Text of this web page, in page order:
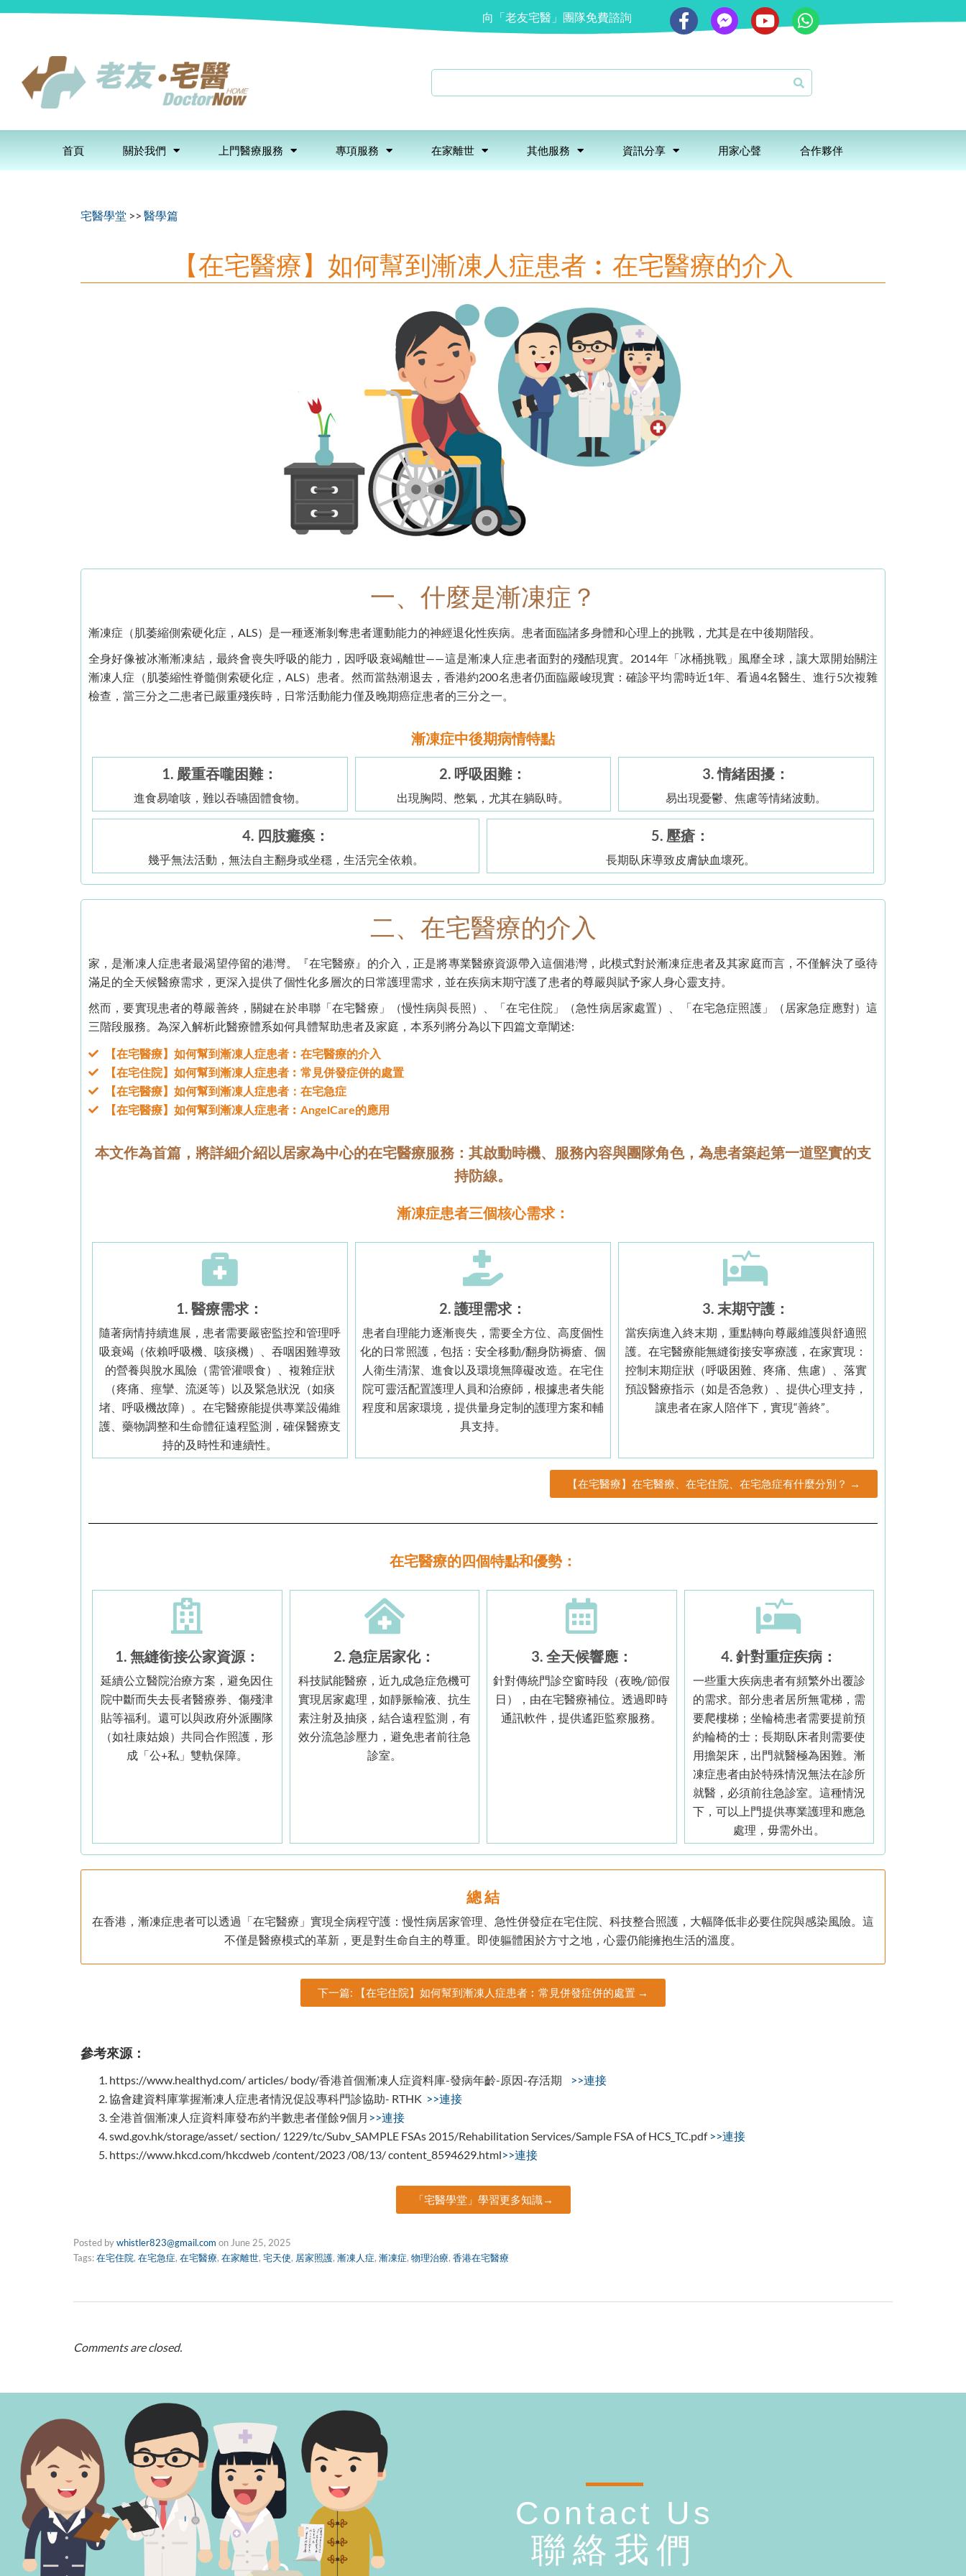
向「老友宅醫」團隊免費諮詢
首頁 關於我們 上門醫療服務 專項服務 在家離世 其他服務 資訊分享 用家心聲 合作夥伴
宅醫學堂 >> 醫學篇
【在宅醫療】如何幫到漸凍人症患者︰在宅醫療的介入
一、什麼是漸凍症？
漸凍症（肌萎縮側索硬化症，ALS）是一種逐漸剝奪患者運動能力的神經退化性疾病。患者面臨諸多身體和心理上的挑戰，尤其是在中後期階段。
全身好像被冰漸漸凍結，最終會喪失呼吸的能力，因呼吸衰竭離世——這是漸凍人症患者面對的殘酷現實。2014年「冰桶挑戰」風靡全球，讓大眾開始關注
漸凍人症（肌萎縮性脊髓側索硬化症，ALS）患者。然而當熱潮退去，香港約200名患者仍面臨嚴峻現實：確診平均需時近1年、看過4名醫生、進行5次複雜
檢查，當三分之二患者已嚴重殘疾時，日常活動能力僅及晚期癌症患者的三分之一。
漸凍症中後期病情特點
1. 嚴重吞嚨困難：
進食易嗆咳，難以吞嚥固體食物。
2. 呼吸困難：
出現胸悶、憋氣，尤其在躺臥時。
3. 情緒困擾：
易出現憂鬱、焦慮等情緒波動。
4. 四肢癱瘓：
幾乎無法活動，無法自主翻身或坐穩，生活完全依賴。
5. 壓瘡：
長期臥床導致皮膚缺血壞死。
二、在宅醫療的介入
家，是漸凍人症患者最渴望停留的港灣。『在宅醫療』的介入，正是將專業醫療資源帶入這個港灣，此模式對於漸凍症患者及其家庭而言，不僅解決了亟待
滿足的全天候醫療需求，更深入提供了個性化多層次的日常護理需求，並在疾病末期守護了患者的尊嚴與賦予家人身心靈支持。
然而，要實現患者的尊嚴善終，關鍵在於串聯「在宅醫療」（慢性病與長照）、「在宅住院」（急性病居家處置）、「在宅急症照護」（居家急症應對）這
三階段服務。為深入解析此醫療體系如何具體幫助患者及家庭，本系列將分為以下四篇文章闡述:
【在宅醫療】如何幫到漸凍人症患者︰在宅醫療的介入
【在宅住院】如何幫到漸凍人症患者︰常見併發症併的處置
【在宅醫療】如何幫到漸凍人症患者：在宅急症
【在宅醫療】如何幫到漸凍人症患者︰AngelCare的應用
本文作為首篇，將詳細介紹以居家為中心的在宅醫療服務：其啟動時機、服務內容與團隊角色，為患者築起第一道堅實的支
持防線。
漸凍症患者三個核心需求：
1. 醫療需求：
隨著病情持續進展，患者需要嚴密監控和管理呼
吸衰竭（依賴呼吸機、咳痰機）、吞咽困難導致
的營養與脫水風險（需管灌喂食）、複雜症狀
（疼痛、痙攣、流涎等）以及緊急狀況（如痰
堵、呼吸機故障）。在宅醫療能提供專業設備維
護、藥物調整和生命體征遠程監測，確保醫療支
持的及時性和連續性。
2. 護理需求：
患者自理能力逐漸喪失，需要全方位、高度個性
化的日常照護，包括：安全移動/翻身防褥瘡、個
人衛生清潔、進食以及環境無障礙改造。在宅住
院可靈活配置護理人員和治療師，根據患者失能
程度和居家環境，提供量身定制的護理方案和輔
具支持。
3. 末期守護：
當疾病進入終末期，重點轉向尊嚴維護與舒適照
護。在宅醫療能無縫銜接安寧療護，在家實現：
控制末期症狀（呼吸困難、疼痛、焦慮）、落實
預設醫療指示（如是否急救）、提供心理支持，
讓患者在家人陪伴下，實現“善終”。
【在宅醫療】在宅醫療、在宅住院、在宅急症有什麼分別？ →
在宅醫療的四個特點和優勢：
1. 無縫銜接公家資源：
延續公立醫院治療方案，避免因住
院中斷而失去長者醫療券、傷殘津
貼等福利。還可以與政府外派團隊
（如社康姑娘）共同合作照護，形
成「公+私」雙軌保障。
2. 急症居家化：
科技賦能醫療，近九成急症危機可
實現居家處理，如靜脈輸液、抗生
素注射及抽痰，結合遠程監測，有
效分流急診壓力，避免患者前往急
診室。
3. 全天候響應：
針對傳統門診空窗時段（夜晚/節假
日），由在宅醫療補位。透過即時
通訊軟件，提供遙距監察服務。
4. 針對重症疾病：
一些重大疾病患者有頻繁外出覆診
的需求。部分患者居所無電梯，需
要爬樓梯；坐輪椅患者需要提前預
約輪椅的士；長期臥床者則需要使
用擔架床，出門就醫極為困難。漸
凍症患者由於特殊情況無法在診所
就醫，必須前往急診室。這種情況
下，可以上門提供專業護理和應急
處理，毋需外出。
總 結
在香港，漸凍症患者可以透過「在宅醫療」實現全病程守護：慢性病居家管理、急性併發症在宅住院、科技整合照護，大幅降低非必要住院與感染風險。這
不僅是醫療模式的革新，更是對生命自主的尊重。即使軀體困於方寸之地，心靈仍能擁抱生活的溫度。
下一篇: 【在宅住院】如何幫到漸凍人症患者︰常見併發症併的處置 →
參考來源：
https://www.healthyd.com/ articles/ body/香港首個漸凍人症資料庫-發病年齡-原因-存活期
>>連接
協會建資料庫掌握漸凍人症患者情況促設專科門診協助- RTHK >>連接
全港首個漸凍人症資料庫發布約半數患者僅餘9個月 >>連接
swd.gov.hk/storage/asset/ section/ 1229/tc/Subv_SAMPLE FSAs 2015/Rehabilitation Services/Sample FSA of HCS_TC.pdf >>連接
https://www.hkcd.com/hkcdweb /content/2023 /08/13/ content_8594629.html>>連接
「宅醫學堂」學習更多知識→
Posted bywhistler823@gmail.com onJune 25, 2025
Tags:在宅住院, 在宅急症, 在宅醫療, 在家離世, 宅天使, 居家照護, 漸凍人症, 漸凍症, 物理治療, 香港在宅醫療
Comments are closed.
Contact Us
聯絡我們